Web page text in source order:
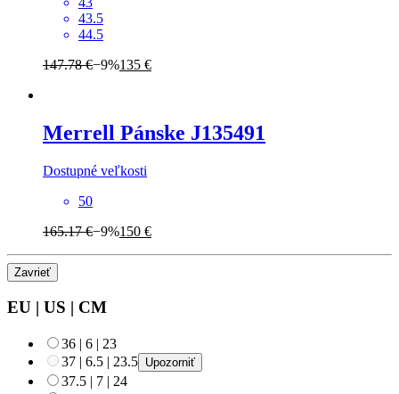
43.5
44.5
147.78 €−9%135 €
Merrell Pánske J135491
Dostupné veľkosti
50
165.17 €−9%150 €
Zavrieť
EU | US | CM
36 | 6 | 23
37 | 6.5 | 23.5 Upozorniť
37.5 | 7 | 24